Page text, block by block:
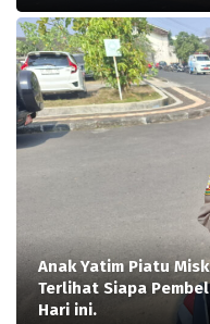
Anak Yatim Piatu
Terlihat Siapa
Hari ini.